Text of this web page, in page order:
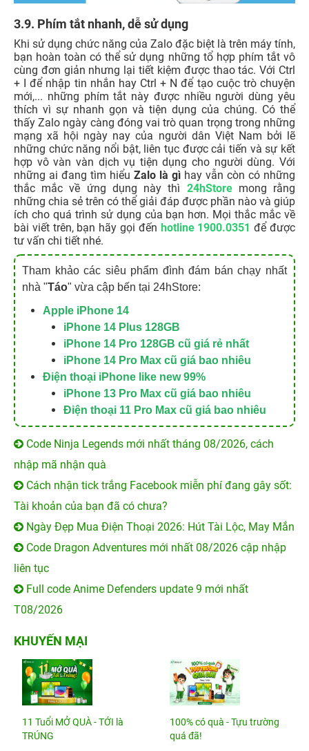
3.9. Phím tắt nhanh, dễ sử dụng
Khi sử dụng chức năng của Zalo đặc biệt là trên máy tính,
bạn hoàn toàn có thể sử dụng những tổ hợp phím tắt vô
cùng đơn giản nhưng lại tiết kiệm được thao tác. Với Ctrl
+ I để nhập tin nhắn hay Ctrl + N để tạo cuộc trò chuyện
mới,... những phím tắt này được nhiều người dùng yêu
thích vì sự nhanh gọn và tiện dụng của chúng. Có thể
thấy Zalo ngày càng đóng vai trò quan trọng trong những
mạng xã hội ngày nay của người dân Việt Nam bởi lẽ
những chức năng nổi bật, liên tục được cải tiến và sự kết
hợp vô vàn vàn dịch vụ tiện dụng cho người dùng. Với
những ai đang tìm hiểu Zalo là gì hay vẫn còn có những
thắc mắc về ứng dụng này thì 24hStoremong rằng
những chia sẻ trên có thể giải đáp được phần nào và giúp
ích cho quá trình sử dụng của bạn hơn. Mọi thắc mắc về
bài viết trên, bạn hãy gọi đến hotline 1900.0351 để được
tư vấn chi tiết nhé.
Tham khảo các siêu phẩm đình đám bán chạy nhất
nhà "Táo" vừa cập bến tại 24hStore:
Apple iPhone 14
iPhone 14 Plus 128GB
iPhone 14 Pro 128GB cũ giá rẻ nhất
iPhone 14 Pro Max cũ giá bao nhiêu
Điện thoại iPhone like new 99%
iPhone 13 Pro Max cũ giá bao nhiêu
Điện thoại 11 Pro Max cũ giá bao nhiêu
Code Ninja Legends mới nhất tháng 08/2026, cách
nhập mã nhận quà
Cách nhận tick trắng Facebook miễn phí đang gây sốt:
Tài khoản của bạn đã có chưa?
Ngày Đẹp Mua Điện Thoại 2026: Hút Tài Lộc, May Mắn
Code Dragon Adventures mới nhất 08/2026 cập nhập
liên tục
Full code Anime Defenders update 9 mới nhất
T08/2026
KHUYẾN MẠI
11 Tuổi MỞ QUÀ - TỚI là
TRÚNG
100% có quà - Tựu trường
quá đã!